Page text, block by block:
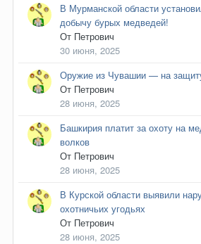
В Мурманской области
добычу бурых медведей!
От Петрович
30 июня, 2025
Оружие из Чувашии — на
От Петрович
28 июня, 2025
Башкирия платит за охоту на
волков
От Петрович
28 июня, 2025
В Курской области выявили
охотничьих угодьях
От Петрович
28 июня, 2025